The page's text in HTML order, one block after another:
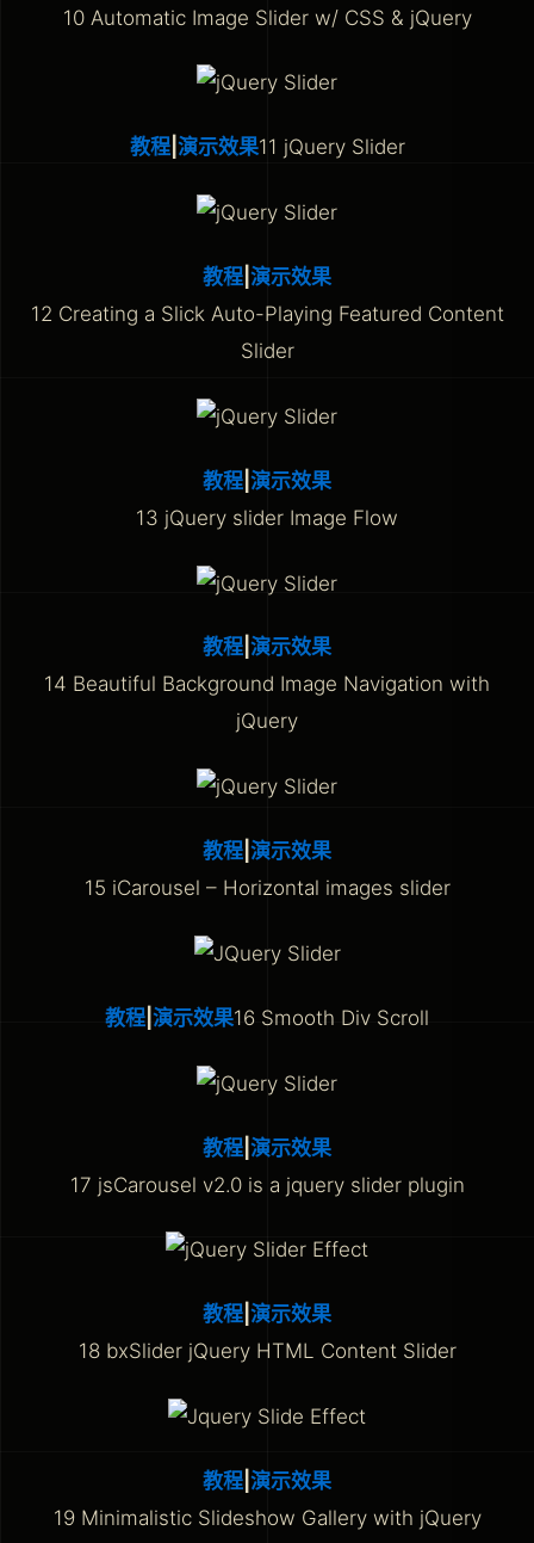
10 Automatic Image Slider w/ CSS & jQuery
教程| 演示效果11 jQuery Slider
教程 演示效果
12 Creating a Slick Auto-Playing Featured Content
Slider
教程 演示效果
13 jQuery slider Image Flow
教程 演示效果
14 Beautiful Background Image Navigation with
jQuery
教程 演示效果
15 iCarousel – Horizontal images slider
教程 演示效果16 Smooth Div Scroll
教程 演示效果
17 jsCarousel v2.0 is a jquery slider plugin
教程 演示效果
18 bxSlider jQuery HTML Content Slider
教程 演示效果
19 Minimalistic Slideshow Gallery with jQuery